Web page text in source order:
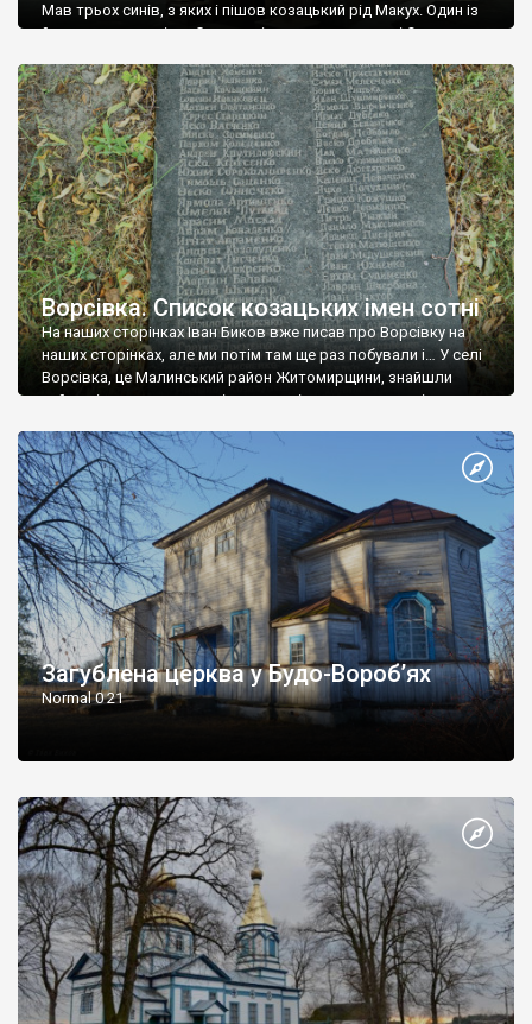
Мав трьох синів, з яких і пішов козацький рід Макух. Один із
його праправнуків – Степан, відзначився у взятті Очакова –
першим тоді піднявся на стіну, й встановив на […]
Ворсівка. Список козацьких імен сотні
На наших сторінках Іван Биков вже писав про Ворсівку на
наших сторінках, але ми потім там ще раз побували і… У селі
Ворсівка, це Малинський район Житомирщини, знайшли
неймовірну штуку – гранітну плиту із списком козаків
Зачаровує розмаїття українських імен: Аврам, Васил, Лаврін,
Овсій, Матвій, Кррес, Яско, Васко, […]
Загублена церква у Будо-Вороб’ях
Normal 0 21